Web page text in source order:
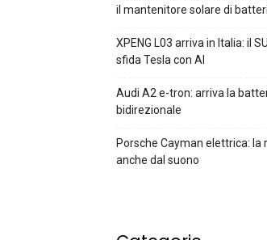
il mantenitore solare di
XPENG L03 arriva in Italia: il
sfida Tesla con AI
Audi A2 e-tron: arriva la
bidirezionale
Porsche Cayman elettrica: la
anche dal suono